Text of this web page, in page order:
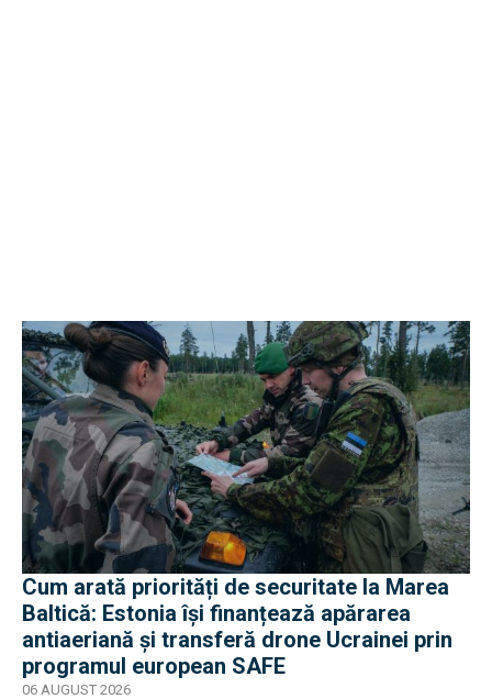
Cum arată priorități de securitate la Marea
Baltică: Estonia își finanțează apărarea
antiaeriană și transferă drone Ucrainei prin
programul european SAFE
06 AUGUST 2026